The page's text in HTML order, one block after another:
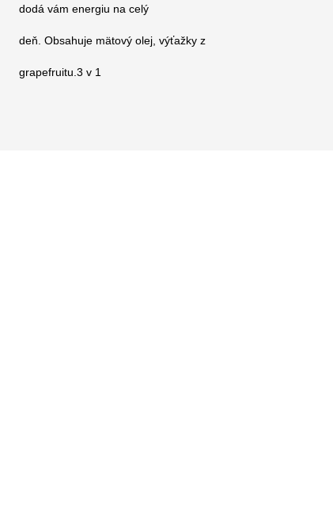
dodá vám energiu na celý
deň. Obsahuje mätový olej, výťažky z
grapefruitu.3 v 1